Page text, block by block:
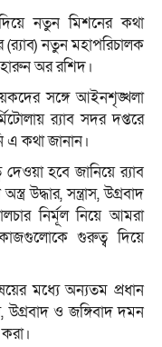
নতুন মিশনের কথা
(র‌্যাব) নতুন মহাপরিচালক
অর রশিদ।
সঙ্গে আইনশৃঙ্খলা
র‌্যাব সদর দপ্তরে
এ কথা জানান।
হবে জানিয়ে র‌্যাব
উদ্ধার, সন্ত্রাস, উগ্রবাদ
নির্মূল নিয়ে আমরা
গুরুত্ব দিয়ে
মধ্যে অন্যতম প্রধান
উগ্রবাদ ও জঙ্গিবাদ দমন